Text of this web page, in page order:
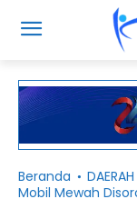
Beranda DAERAH
Mobil Mewah